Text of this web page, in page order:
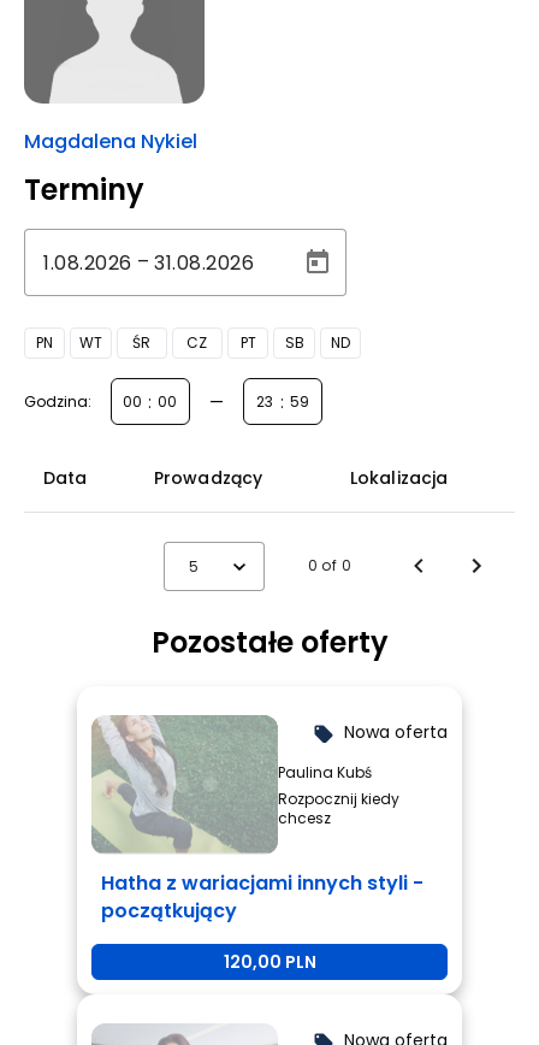
Magdalena Nykiel
Terminy
–
PN WT ŚR CZ PT SB ND
Godzina: : — :
Data Prowadzący Lokalizacja
5 0 of 0
Pozostałe oferty
local_offer Nowa oferta
Paulina Kubś
Rozpocznij kiedy
chcesz
Hatha z wariacjami innych styli -
początkujący
120,00 PLN
Nowa oferta